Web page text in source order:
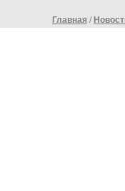
Главная /